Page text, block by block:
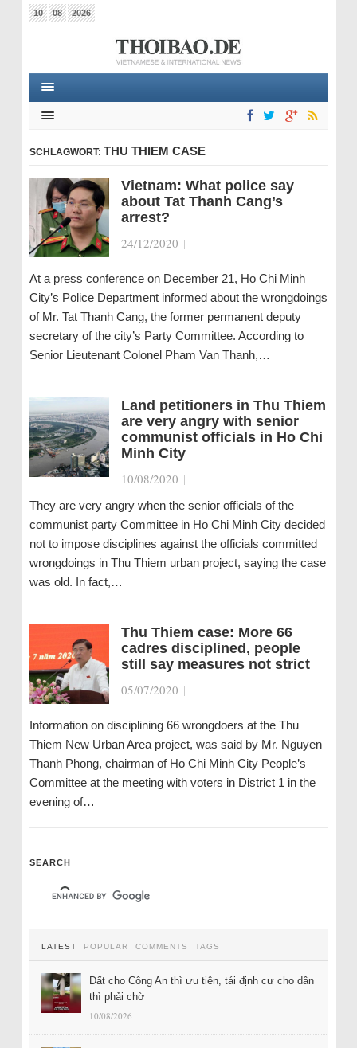
10 08 2026
SCHLAGWORT: THU THIEM CASE
Vietnam: What police say
about Tat Thanh Cang’s
arrest?
24/12/2020 |
At a press conference on December 21, Ho Chi Minh
City’s Police Department informed about the wrongdoings
of Mr. Tat Thanh Cang, the former permanent deputy
secretary of the city’s Party Committee. According to
Senior Lieutenant Colonel Pham Van Thanh,…
Land petitioners in Thu Thiem
are very angry with senior
communist officials in Ho Chi
Minh City
10/08/2020 |
They are very angry when the senior officials of the
communist party Committee in Ho Chi Minh City decided
not to impose disciplines against the officials committed
wrongdoings in Thu Thiem urban project, saying the case
was old. In fact,…
Thu Thiem case: More 66
cadres disciplined, people
still say measures not strict
05/07/2020 |
Information on disciplining 66 wrongdoers at the Thu
Thiem New Urban Area project, was said by Mr. Nguyen
Thanh Phong, chairman of Ho Chi Minh City People’s
Committee at the meeting with voters in District 1 in the
evening of…
SEARCH
LATEST POPULAR COMMENTS TAGS
Đất cho Công An thì ưu tiên, tái định cư cho dân
thì phải chờ
10/08/2026